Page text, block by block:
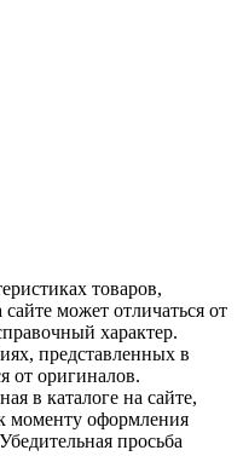
товаров,
может отличаться от
характер.
представленных в
от оригиналов.
в каталоге на сайте,
моменту оформления
просьба